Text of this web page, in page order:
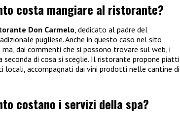
costa mangiare al ristorante?
Don Carmelo, dedicato al padre del
pugliese. Anche in questo caso nel sito
dai commenti che si possono trovare sul web, i
seconda di cosa si sceglie. Il ristorante propone piatti
accompagnati dai vini prodotti nelle cantine di
costano i servizi della spa?